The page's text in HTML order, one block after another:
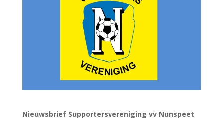
Nieuwsbrief Supportersvereniging vv Nunspeet